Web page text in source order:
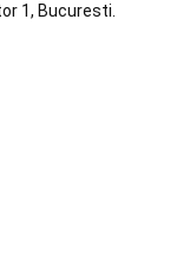
1, Bucuresti.